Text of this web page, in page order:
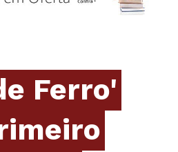
Ferro'